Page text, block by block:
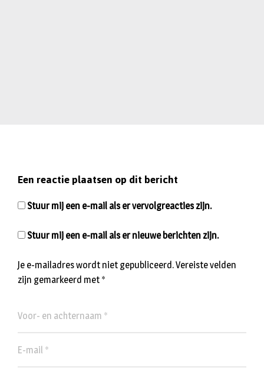
Een reactie plaatsen op dit bericht
Je e-mailadres wordt niet gepubliceerd.Vereiste velden
zijn gemarkeerd met *
Stuur mij een e-mail als er vervolgreacties zijn.
Stuur mij een e-mail als er nieuwe berichten zijn.